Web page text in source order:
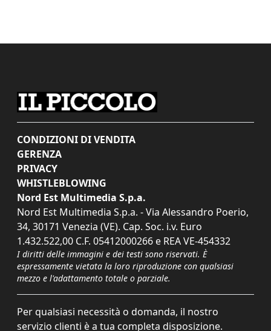
CONDIZIONI DI VENDITA
GERENZA
PRIVACY
WHISTLEBLOWING
Nord Est Multimedia S.p.a.
Nord Est Multimedia S.p.a. - Via Alessandro Poerio,
34, 30171 Venezia (VE). Cap. Soc. i.v. Euro
1.432.522,00 C.F. 05412000266 e REA VE-454332
I diritti delle immagini e dei testi sono riservati. È
espressamente vietata la loro riproduzione con qualsiasi
mezzo e l'adattamento totale o parziale.
Per qualsiasi necessità o domanda, il nostro
servizio clienti è a tua completa disposizione.